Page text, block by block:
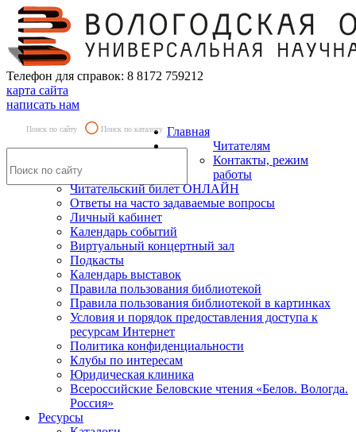
Телефон для справок: 8 8172 759212
карта сайта
написать нам
Поиск по сайту Поиск по каталогу Главная
Читателям
Контакты, режим
работы
Читательский билет ОНЛАЙН
Ответы на часто задаваемые вопросы
Личный кабинет
Календарь событий
Виртуальный концертный зал
Подкасты
Календарь выставок
Правила пользования библиотекой
Правила пользования библиотекой в картинках
Условия и порядок предоставления доступа к
ресурсам Интернет
Политика конфиденциальности
Клубы по интересам
Юридическая клиника
Всероссийские Беловские чтения «Белов. Вологда.
Россия»
Ресурсы